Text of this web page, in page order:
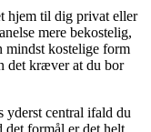
hjem til dig privat eller
mere bekostelig,
mindst kostelige form
det kræver at du bor
yderst central ifald du
det formål er det helt